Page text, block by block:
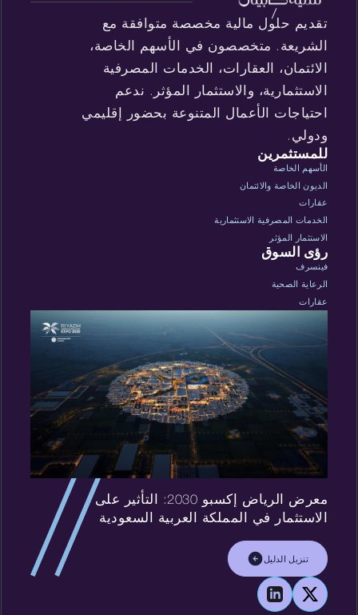
معرض الرياض إكسبو 2030: التأثير على
الاستثمار في المملكة العربية السعودية
تنزيل الدليل
تقديم حلول مالية مخصصة متوافقة مع
الشريعة. متخصصون في الأسهم الخاصة،
الائتمان، العقارات، الخدمات المصرفية
الاستثمارية، والاستثمار المؤثر. ندعم
احتياجات الأعمال المتنوعة بحضور إقليمي
ودولي.
للمستثمرين
الأسهم الخاصة
الديون الخاصة والائتمان
عقارات
الخدمات المصرفية الاستثمارية
الاستثمار المؤثر
رؤى السوق
فينسرف
الرعاية الصحية
عقارات